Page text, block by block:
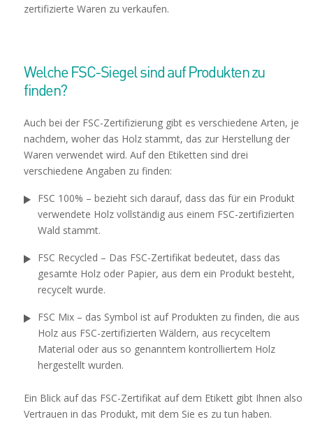
zertifizierte Waren zu verkaufen.
Welche FSC-Siegel sind auf Produkten zu
finden?
Auch bei der FSC-Zertifizierung gibt es verschiedene Arten, je
nachdem, woher das Holz stammt, das zur Herstellung der
Waren verwendet wird. Auf den Etiketten sind drei
verschiedene Angaben zu finden:
FSC 100% – bezieht sich darauf, dass das für ein Produkt
verwendete Holz vollständig aus einem FSC-zertifizierten
Wald stammt.
FSC Recycled – Das FSC-Zertifikat bedeutet, dass das
gesamte Holz oder Papier, aus dem ein Produkt besteht,
recycelt wurde.
FSC Mix – das Symbol ist auf Produkten zu finden, die aus
Holz aus FSC-zertifizierten Wäldern, aus recyceltem
Material oder aus so genanntem kontrolliertem Holz
hergestellt wurden.
Ein Blick auf das FSC-Zertifikat auf dem Etikett gibt Ihnen also
Vertrauen in das Produkt, mit dem Sie es zu tun haben.